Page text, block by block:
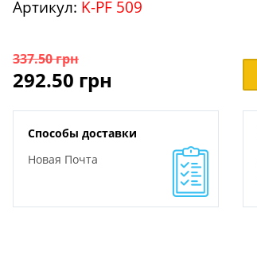
Артикул: K-PF 509
337.50грн
292.50 грн
Способы доставки
Новая Почта